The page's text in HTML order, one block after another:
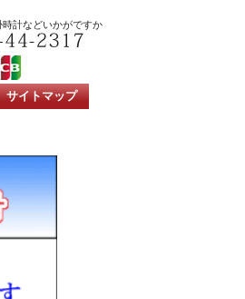
計などいかがですか
サイトマップ